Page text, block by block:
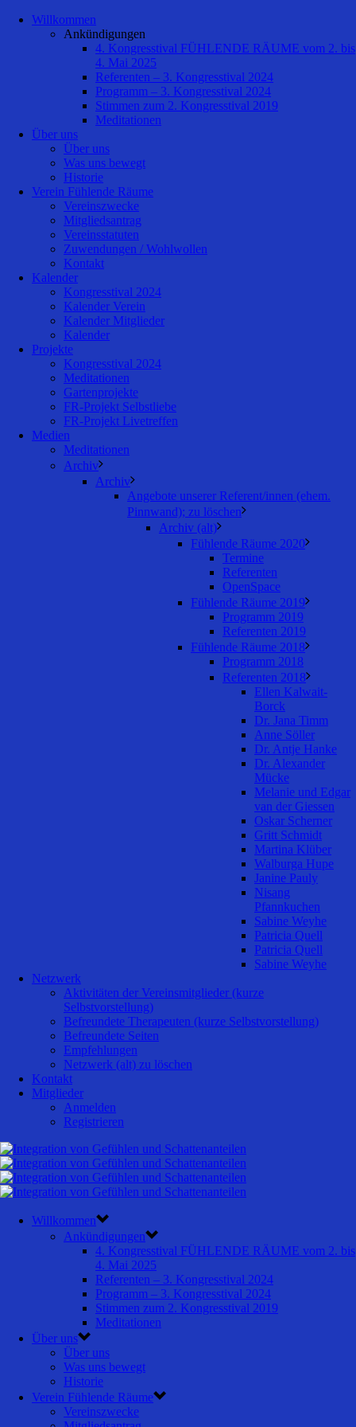
Willkommen
Ankündigungen
4. Kongresstival FÜHLENDE RÄUME vom 2. bis
4. Mai 2025
Referenten – 3. Kongresstival 2024
Programm – 3. Kongresstival 2024
Stimmen zum 2. Kongresstival 2019
Meditationen
Über uns
Über uns
Was uns bewegt
Historie
Verein Fühlende Räume
Vereinszwecke
Mitgliedsantrag
Vereinsstatuten
Zuwendungen / Wohlwollen
Kontakt
Kalender
Kongresstival 2024
Kalender Verein
Kalender Mitglieder
Kalender
Projekte
Kongresstival 2024
Meditationen
Gartenprojekte
FR-Projekt Selbstliebe
FR-Projekt Livetreffen
Medien
Meditationen
Archiv
Archiv
Angebote unserer Referent/innen (ehem.
Pinnwand); zu löschen
Archiv (alt)
Fühlende Räume 2020
Termine
Referenten
OpenSpace
Fühlende Räume 2019
Programm 2019
Referenten 2019
Fühlende Räume 2018
Programm 2018
Referenten 2018
Ellen Kalwait-
Borck
Dr. Jana Timm
Anne Söller
Dr. Antje Hanke
Dr. Alexander
Mücke
Melanie und Edgar
van der Giessen
Oskar Scherner
Gritt Schmidt
Martina Klüber
Walburga Hupe
Janine Pauly
Nisang
Pfannkuchen
Sabine Weyhe
Patricia Quell
Patricia Quell
Sabine Weyhe
Netzwerk
Aktivitäten der Vereinsmitglieder (kurze
Selbstvorstellung)
Befreundete Therapeuten (kurze Selbstvorstellung)
Befreundete Seiten
Empfehlungen
Netzwerk (alt) zu löschen
Kontakt
Mitglieder
Anmelden
Registrieren
Willkommen
Ankündigungen
4. Kongresstival FÜHLENDE RÄUME vom 2. bis
4. Mai 2025
Referenten – 3. Kongresstival 2024
Programm – 3. Kongresstival 2024
Stimmen zum 2. Kongresstival 2019
Meditationen
Über uns
Über uns
Was uns bewegt
Historie
Verein Fühlende Räume
Vereinszwecke